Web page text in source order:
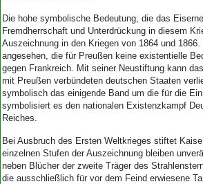
Die hohe symbolische Bedeutung, die das
Fremdherrschaft und Unterdrückung in diesem
Auszeichnung in den Kriegen von 1864 und
angesehen, die für Preußen keine existentielle
gegen Frankreich. Mit seiner Neustiftung kann
mit Preußen verbündeten deutschen Staaten
symbolisch das einigende Band um die für die
symbolisiert es den nationalen Existenzkampf
Reiches.
Bei Ausbruch des Ersten Weltkrieges stiftet
einzelnen Stufen der Auszeichnung bleiben
neben Blücher der zweite Träger des
die ausschließlich für vor dem Feind erwiesene